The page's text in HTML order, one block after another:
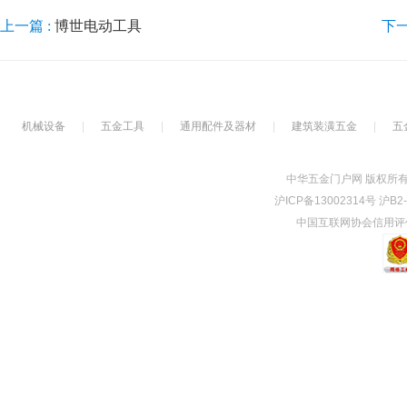
上一篇 : 博世电动工具 下
机械设备 五金工具 通用配件及器材 建筑装潢五金 五
中华五金门户网 版权所
沪ICP备13002314号 沪
中国互联网协会信用